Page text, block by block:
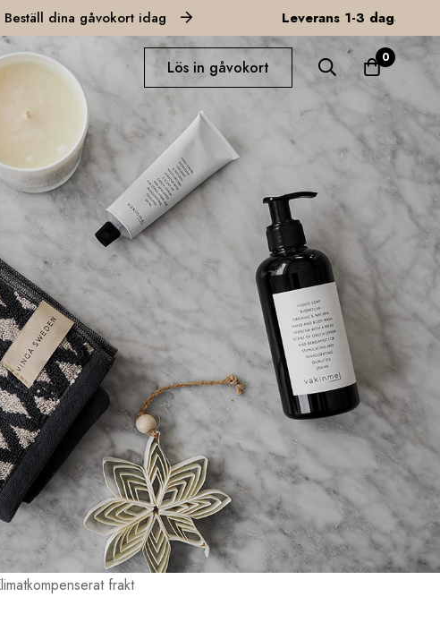
gåvokort idag Leverans 1-3 dagar Beställ dina
Lös in gåvokort 0
frakt